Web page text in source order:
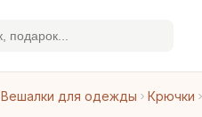
Вешалки для одежды Крючки